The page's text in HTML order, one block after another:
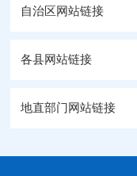
自治区网站链接
各县网站链接
地直部门网站链接